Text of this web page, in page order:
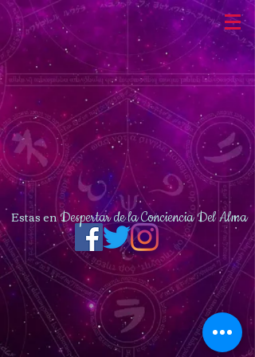
Estas enDespertar de la Conciencia Del Alma